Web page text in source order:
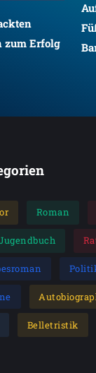
zum Erfolg
Roman
Belletristik